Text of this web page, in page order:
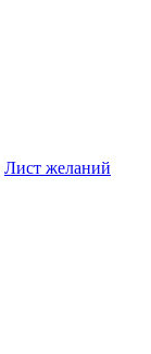
Лист желаний